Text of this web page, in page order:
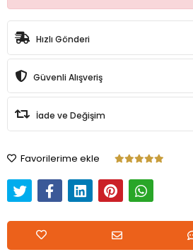
Hızlı Gönderi
Güvenli Alışveriş
İade ve Değişim
Favorilerime ekle